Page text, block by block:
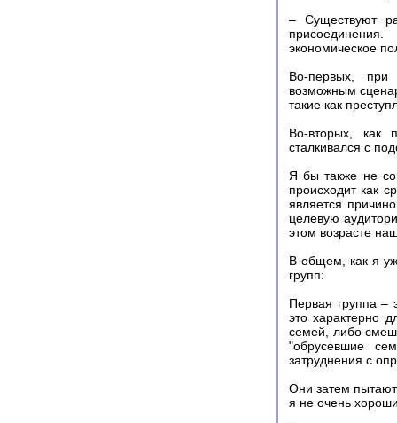
– Существуют
экономическое
Во-первых, при
возможным
такие как
Во-вторых, как
сталкивался с
Я бы также не
происходит как
является
целевую
этом возрасте
В общем, как я
групп:
Первая группа –
это характерно
семей, либо
"обрусевшие
затруднения с
Они затем
я не очень